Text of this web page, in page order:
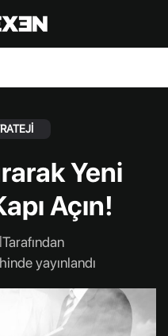
Yeni
Açın!
Tarafından
yayınlandı